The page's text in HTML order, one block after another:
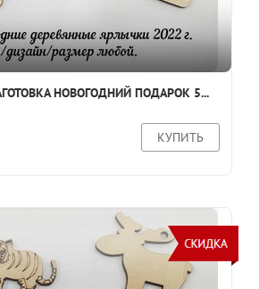
НОВОГОДНИЙ ПОДАРОК 5...
КУПИТЬ